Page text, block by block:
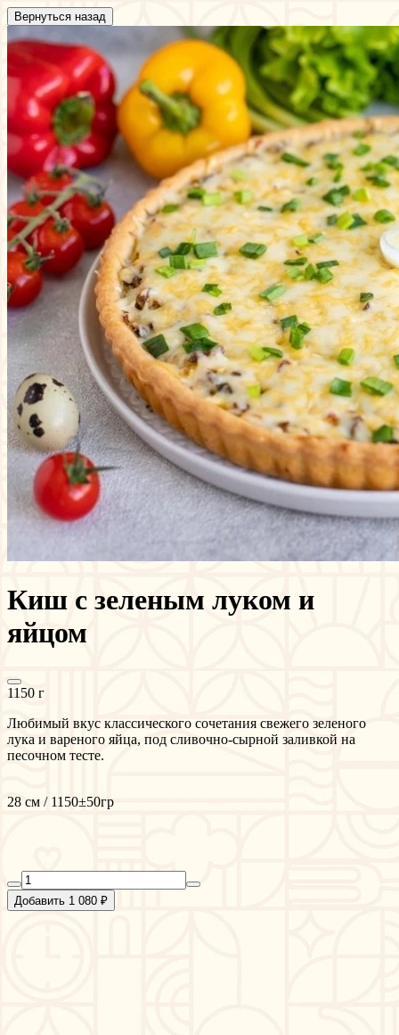
Вернуться назад
Киш с зеленым луком и
яйцом
1150 г
Любимый вкус классического сочетания свежего зеленого
лука и вареного яйца, под сливочно-сырной заливкой на
песочном тесте.
28 см / 1150±50гр
Добавить 1 080 ₽